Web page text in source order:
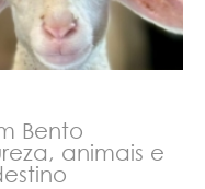
Bento
animais e